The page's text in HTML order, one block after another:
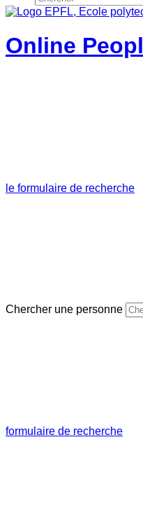
Online
le formulaire de recherche
Chercher une personne
formulaire de recherche